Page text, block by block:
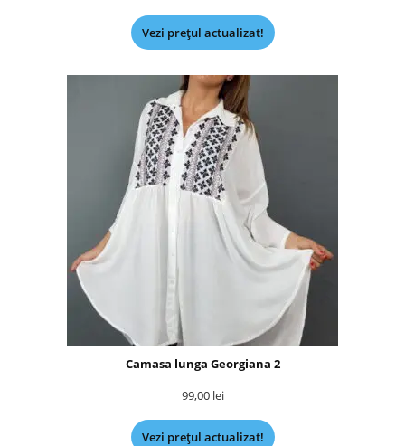
Vezi prețul actualizat!
Camasa lunga Georgiana 2
99,00 lei
Vezi prețul actualizat!